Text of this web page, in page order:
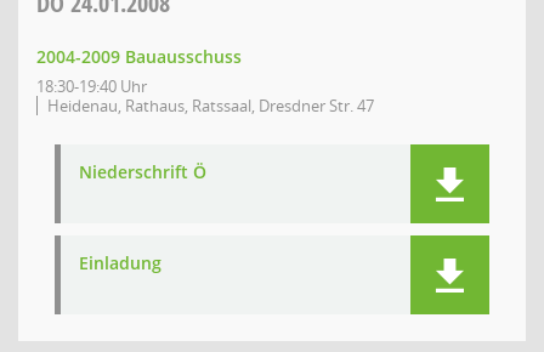
2004-2009 Bauausschuss
18:30-19:40 Uhr
Heidenau, Rathaus, Ratssaal, Dresdner Str. 47
Niederschrift Ö
Einladung